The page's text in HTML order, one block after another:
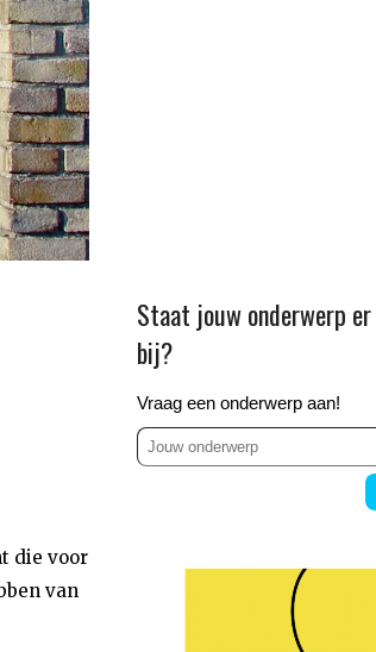
die voor
van
Staat jouw onderwerp
bij?
Vraag een onderwerp aan!